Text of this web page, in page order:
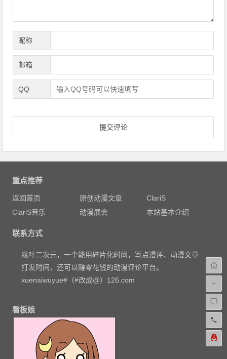
昵称
邮箱
QQ
重点推荐
返回首页 原创动漫文章
ClariS
ClariS音乐
动漫展会 本站基本介绍
联系方式
缘叶二次元，一个能用碎片化时间，写点漫评、动漫文章
打发时间，还可以赚零花钱的动漫评论平台。
xuenaiwuyue#（#改成@）126.com
看板娘